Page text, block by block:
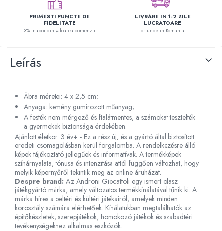
Különleges igények és Down-
szindróma
Ábécés játékok
Numberblocks készletek
Gyümölcs- és zöldségjátékok
Kirakós játékok
Klasszikus kirakós
Formakirakós
Padlók kirakós
IQ kirakós
Baba játékok
Fürdőjátékok
Csörgők
Fogzási játékok
Érzékelést fejlesztő játékok
PRIMESTI PUNCTE DE
FIDELITATE
3% inapoi din valoarea comenzii
LIVRARE IN 1-2 ZILE
LUCRATOARE
oriunde in Romania
Leírás
Ábra méretei: 4 x 2,5 cm;
Anyaga: kemény gumírozott műanyag;
A festék nem mérgező és ftalátmentes, a számokat tesztelték
a gyermekek biztonsága érdekében.
Ajánlott életkor: 3 év+ - Ez a rész új, és a gyártó által biztosított
eredeti csomagolásban kerül forgalomba. A rendelkezésre álló
képek tájékoztató jellegűek és informatívak. A termékképek
színárnyalata, tónusa és intenzitása attól függően változhat, hogy
melyik képernyőről tekintik meg az online áruházat.
Despre brand: Az Androni Giocattoli egy ismert olasz
játékgyártó márka, amely változatos termékkínálatával tűnik ki. A
márka híres a beltéri és kültéri játékairól, amelyek minden
korosztály számára elérhetőek. Kínálatukban megtalálhatók az
építőkészletek, szerepjátékok, homokozó játékok és szabadtéri
tevékenységekhez alkalmas eszközök.